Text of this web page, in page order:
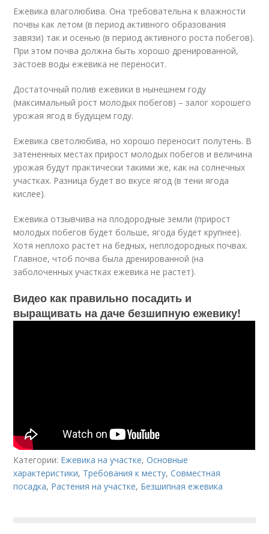
Ежевика влаголюбива. Она требовательна к влажности
почвы как летом (в период активного образования
завязи) так и осенью (в период активного роста побегов).
При этом почва должна быть хорошо дренированной,
застоев воды ежевика не переносит.
Достаточный полив ежевики в нынешнем году
(максимальный рост молодых побегов) – залог хорошего
урожая ягод в будущем году.
Ежевика светолюбива, но хорошо переносит полутень. В
затененных местах прирост молодых побегов и величина
урожая будут практически такими же, как на солнечных
участках. Разница будет во вкусе ягод (в тени ягода
кислее).
Ежевика отзывчива на плодородные земли (прирост
молодых побегов будет больше, ягода будет крупнее).
Хотя неплохо растет на бедных, неплодородных почвах.
Главное, чтоб почва была дренированной (на
заболоченных участках ежевика не растет).
Видео как правильно посадить и
выращивать на даче безшипную ежевику!
Категории: Ежевика на участке,Основные
характеристики, Требования к месту,Совместная
посадка, Растения на участке, Безшипная ежевика